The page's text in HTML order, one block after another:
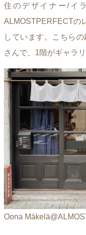
住のデザイナー/イ
ALMOSTPERFECTの
しています。こちら
さんで、1階がギャラ
Oona